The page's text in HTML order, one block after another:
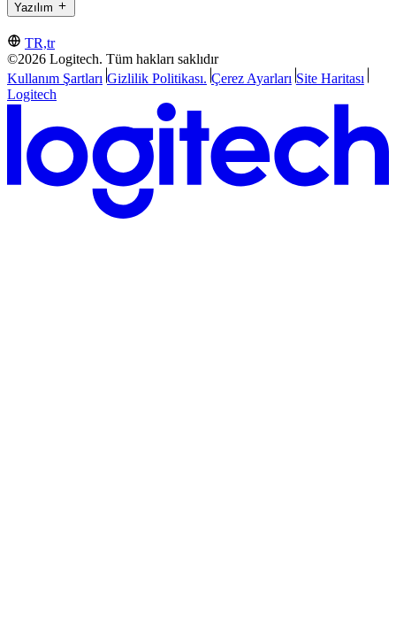
Yazılım
TR,tr
©2026 Logitech. Tüm hakları saklıdır
Kullanım Şartları Gizlilik Politikası. Çerez Ayarları Site Haritası
Logitech